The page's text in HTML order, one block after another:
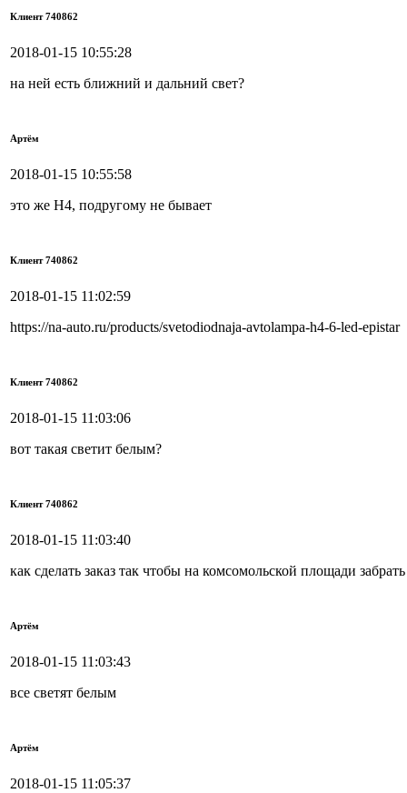
Клиент 740862
2018-01-15 10:55:28
на ней есть ближний и дальний свет?
Артём
2018-01-15 10:55:58
это же Н4, подругому не бывает
Клиент 740862
2018-01-15 11:02:59
https://na-auto.ru/products/svetodiodnaja-avtolampa-h4-6-led-epistar
Клиент 740862
2018-01-15 11:03:06
вот такая светит белым?
Клиент 740862
2018-01-15 11:03:40
как сделать заказ так чтобы на комсомольской площади
Артём
2018-01-15 11:03:43
все светят белым
Артём
2018-01-15 11:05:37